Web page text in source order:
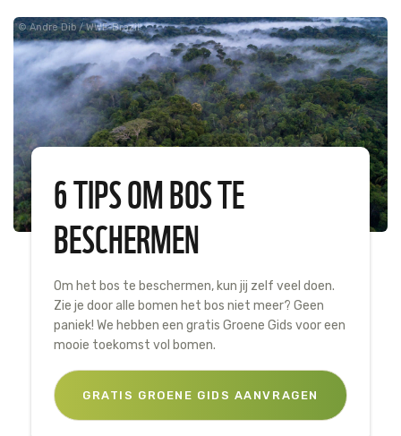
Andre Dib / WWF-Brazil
6 TIPS OM BOS TE
BESCHERMEN
Om het bos te beschermen, kun jij zelf veel doen.
Zie je door alle bomen het bos niet meer? Geen
paniek! We hebben een gratis Groene Gids voor een
mooie toekomst vol bomen.
GRATIS GROENE GIDS AANVRAGEN